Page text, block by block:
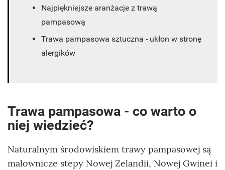
Najpiękniejsze aranżacje z trawą
pampasową
Trawa pampasowa sztuczna - ukłon w stronę
alergików
Trawa pampasowa - co warto o
niej wiedzieć?
Naturalnym środowiskiem trawy pampasowej są
malownicze stepy Nowej Zelandii, Nowej Gwinei i